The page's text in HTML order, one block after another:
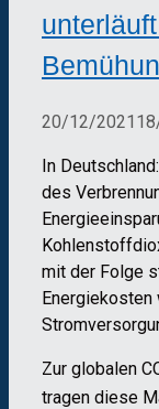
20/12/2021
In
des
mit der Folge
Energiekosten
Zur globalen
tragen diese